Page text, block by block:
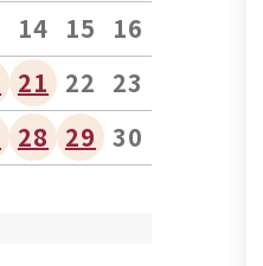
14 15
16
21 22 23
28 29 30